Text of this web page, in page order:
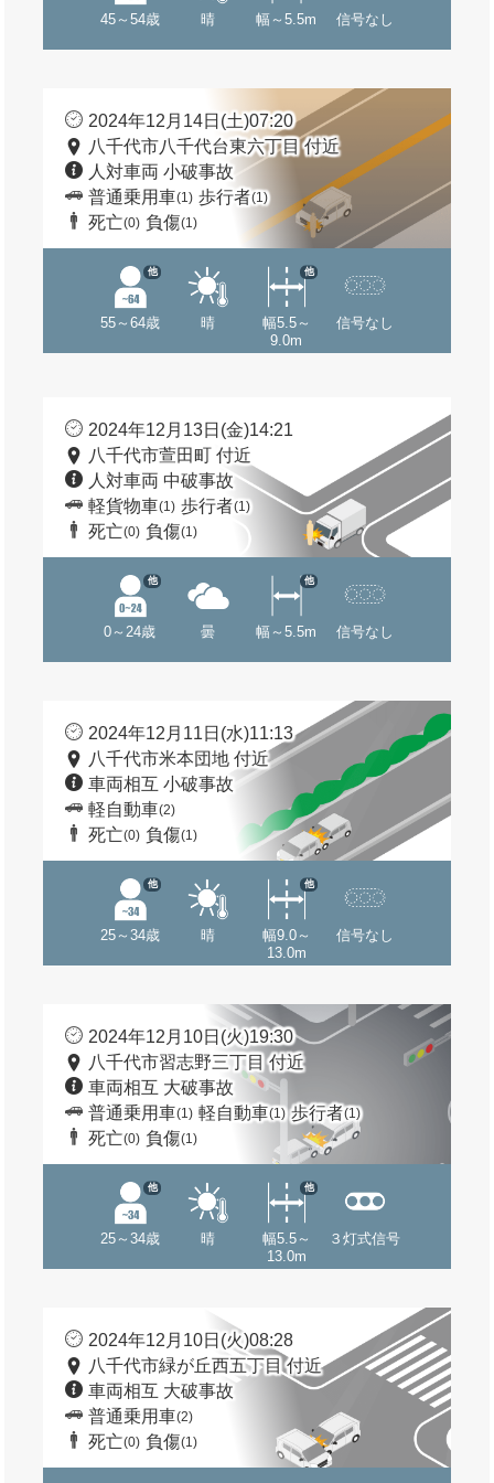
45～54歳 晴 幅～5.5m 信号なし
2024年12月14日(土)07:20
八千代市八千代台東六丁目 付近
人対車両 小破事故
普通乗用車(1) 歩行者(1)
死亡(0) 負傷(1)
55～64歳
他
晴
幅5.5～
9.0m
他
信号なし
2024年12月13日(金)14:21
八千代市萱田町 付近
人対車両 中破事故
軽貨物車(1) 歩行者(1)
死亡(0) 負傷(1)
0～24歳
他
曇 幅～5.5m
他
信号なし
2024年12月11日(水)11:13
八千代市米本団地 付近
車両相互 小破事故
軽自動車(2)
死亡(0) 負傷(1)
25～34歳
他
晴
幅9.0～
13.0m
他
信号なし
2024年12月10日(火)19:30
八千代市習志野三丁目 付近
車両相互 大破事故
普通乗用車(1) 軽自動車(1) 歩行者(1)
死亡(0) 負傷(1)
25～34歳
他
晴
幅5.5～
13.0m
他
３灯式信号
2024年12月10日(火)08:28
八千代市緑が丘西五丁目 付近
車両相互 大破事故
普通乗用車(2)
死亡(0) 負傷(1)